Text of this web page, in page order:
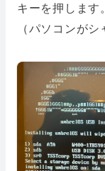
キーを押します。
（パソコンが